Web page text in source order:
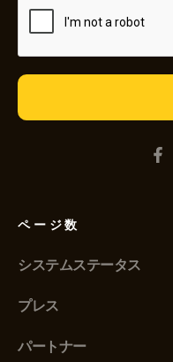
ページ数
システムステータス
プレス
パートナー